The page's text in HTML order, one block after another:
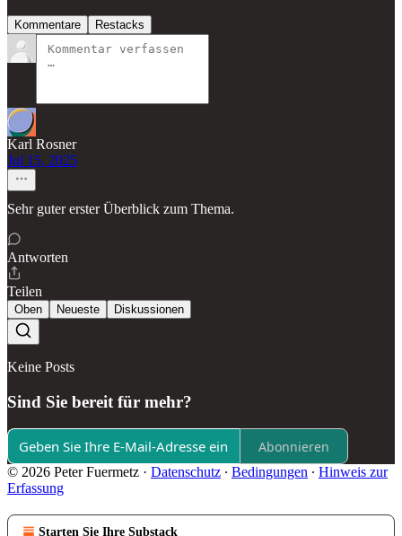
Kommentare Restacks
Karl Rosner
Jul 15, 2025
Sehr guter erster Überblick zum Thema.
Antworten
Teilen
Oben Neueste Diskussionen
Keine Posts
Sind Sie bereit für mehr?
Abonnieren
© 2026 Peter Fuermetz · Datenschutz ∙ Bedingungen ∙ Hinweis zur
Erfassung
Starten Sie Ihre Substack